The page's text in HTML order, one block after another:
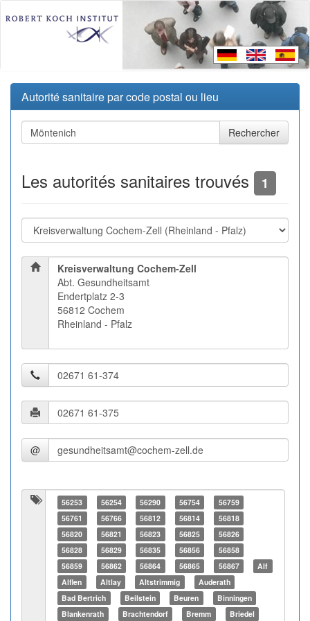
Autorité sanitaire par code postal ou lieu
Les autorités sanitaires trouvés 1
Kreisverwaltung Cochem-Zell
Abt. Gesundheitsamt
Endertplatz 2-3
56812 Cochem
Rheinland - Pfalz
@
56253 56254 56290 56754
56759
56761
56766 56812 56814
56818
56820
56821 56823 56825
56826
56828
56829 56835 56856
56858
56859
56862 56864 56865 56867
Alf
Alflen
Altlay Altstrimmig
Auderath
Bad Bertrich
Beilstein Beuren
Binningen
Blankenrath
Brachtendorf Bremm Briedel